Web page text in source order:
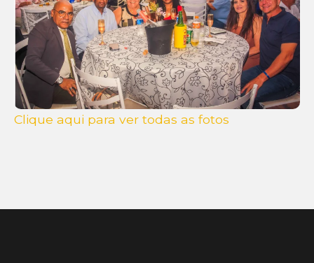
Clique aqui para ver todas as fotos